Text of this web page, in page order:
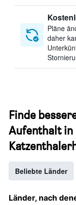
Pläne
daher
Finde
Aufenthalt in
Beliebte Länder
Länder, nach